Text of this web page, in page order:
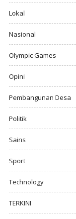
Lokal
Nasional
Olympic Games
Opini
Pembangunan Desa
Politik
Sains
Sport
Technology
TERKINI